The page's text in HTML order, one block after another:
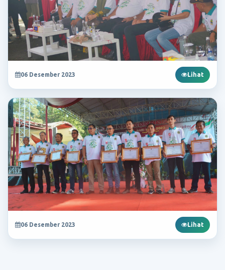
06 Desember 2023 Lihat
06 Desember 2023 Lihat